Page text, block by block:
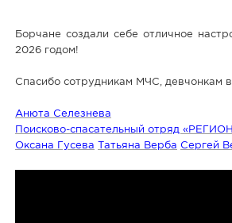
Борчане создали себе отличное
2026 годом!
Спасибо сотрудникам МЧС, девчонкам
Анюта Селезнева
Поисково-спасательный отряд
Оксана Гусева
Татьяна Верба Сергей